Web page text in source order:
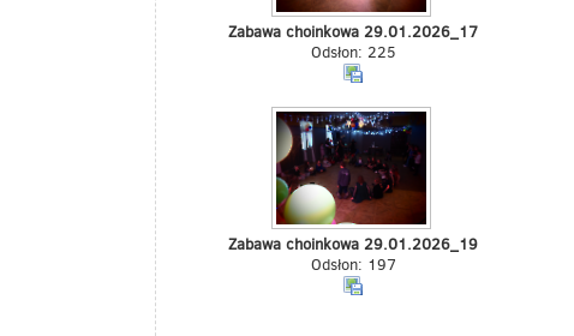
Zabawa choinkowa 29.01.2026_17
Odsłon: 225
Zabawa choinkowa 29.01.2026_19
Odsłon: 197